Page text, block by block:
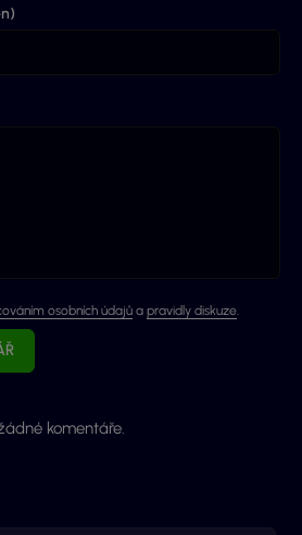
osobních údajů a pravidly diskuze.
komentáře.